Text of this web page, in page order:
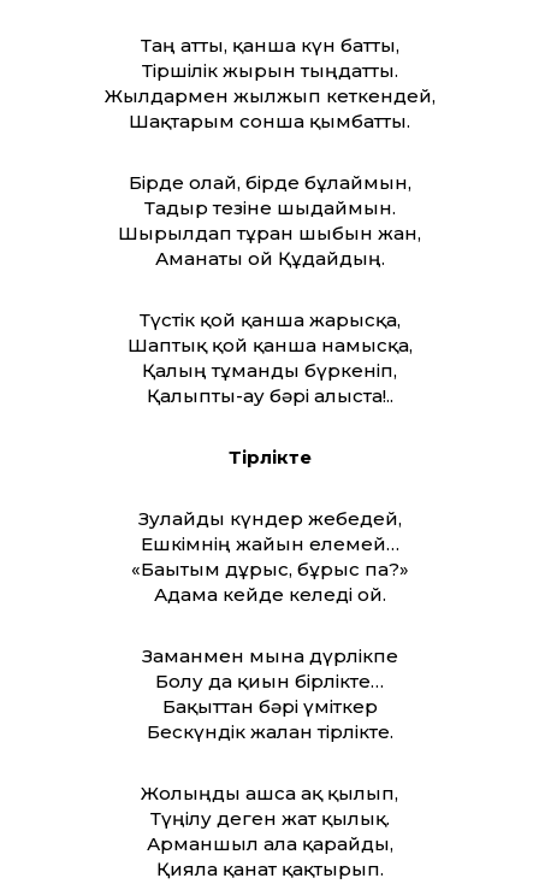
Таң ат­ты, қанша күн бат­ты,
Тіршілік жырын тыңдат­ты.
Жылдармен жылжып кеткендей,
Шақтарым сонша қымбат­ты.
Бірде олай, бірде бұлаймын,
Тағдыр тезіне шыдаймын.
Шырылдап тұрған шыбын жан,
Аманаты ғой Құдайдың.
Түстік қой қанша жарысқа,
Шаптық қой қанша намысқа,
Қалың тұманды бүркеніп,
Қалыпты-ау бәрі алыста!..
Тірлікте
Зулайды күндер жебедей,
Ешкімнің жайын елемей…
«Бағытым дұрыс, бұрыс па?»
Адамға кейде келеді ой.
Заманмен мына дүрлікпе
Болу да қиын бірлікте…
Бақыт­тан бәрі үміткер
Бескүндік жалған тірлікте.
Жолыңды ашса ақ қылып,
Түңілу деген жат қылық.
Арманшыл алға қарайды,
Қиялға қанат қақтырып.